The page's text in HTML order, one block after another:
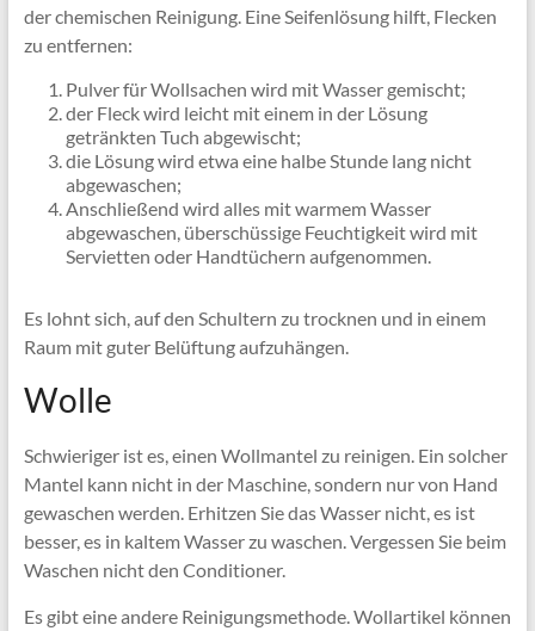
der chemischen Reinigung. Eine Seifenlösung hilft, Flecken
zu entfernen:
Pulver für Wollsachen wird mit Wasser gemischt;
der Fleck wird leicht mit einem in der Lösung
getränkten Tuch abgewischt;
die Lösung wird etwa eine halbe Stunde lang nicht
abgewaschen;
Anschließend wird alles mit warmem Wasser
abgewaschen, überschüssige Feuchtigkeit wird mit
Servietten oder Handtüchern aufgenommen.
Es lohnt sich, auf den Schultern zu trocknen und in einem
Raum mit guter Belüftung aufzuhängen.
Wolle
Schwieriger ist es, einen Wollmantel zu reinigen. Ein solcher
Mantel kann nicht in der Maschine, sondern nur von Hand
gewaschen werden. Erhitzen Sie das Wasser nicht, es ist
besser, es in kaltem Wasser zu waschen. Vergessen Sie beim
Waschen nicht den Conditioner.
Es gibt eine andere Reinigungsmethode. Wollartikel können